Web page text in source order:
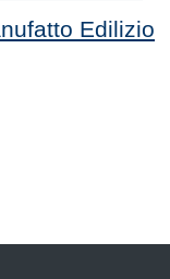
Edilizio